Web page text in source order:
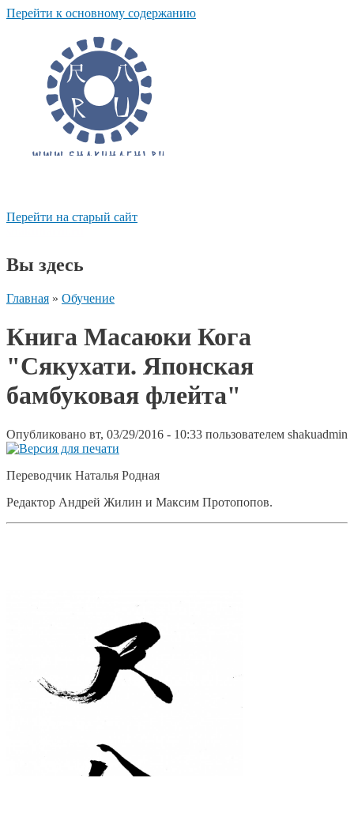
Перейти к основному содержанию
Перейти на старый сайт
Вы здесь
Главная » Обучение
Книга Масаюки Кога
"Сякухати. Японская
бамбуковая флейта"
Опубликовано вт, 03/29/2016 - 10:33 пользователем shakuadmin
Переводчик Наталья Родная
Редактор Андрей Жилин и Максим Протопопов.